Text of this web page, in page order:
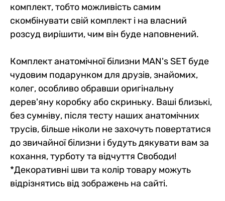
комплект, тобто можливість самим
скомбінувати свій комплект і на власний
розсуд вирішити, чим він буде наповнений.
Комплект анатомічної білизни MAN's SET буде
чудовим подарунком для друзів, знайомих,
колег, особливо обравши оригінальну
дерев'яну коробку або скриньку. Ваші близькі,
без сумніву, після тесту наших анатомічних
трусів, більше ніколи не захочуть повертатися
до звичайної білизни і будуть дякувати вам за
кохання, турботу та відчуття Свободи!
*Декоративні шви та колір товару можуть
відрізнятись від зображень на сайті.